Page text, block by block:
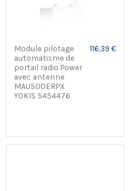
Module pilotage
automatisme de
portail radio Power
avec antenne
MAU500ERPX
YOKIS 5454476
116,39 €